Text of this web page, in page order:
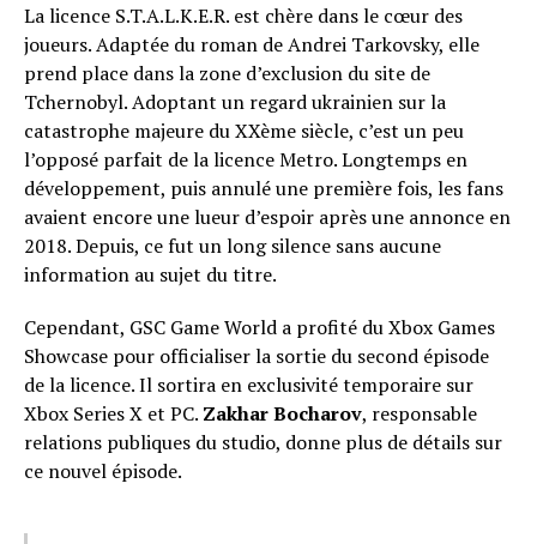
La licence S.T.A.L.K.E.R. est chère dans le cœur des
joueurs. Adaptée du roman de Andrei Tarkovsky, elle
prend place dans la zone d’exclusion du site de
Tchernobyl. Adoptant un regard ukrainien sur la
catastrophe majeure du XXème siècle, c’est un peu
l’opposé parfait de la licence Metro. Longtemps en
développement, puis annulé une première fois, les fans
avaient encore une lueur d’espoir après une annonce en
2018. Depuis, ce fut un long silence sans aucune
information au sujet du titre.
Cependant, GSC Game World a profité du Xbox Games
Showcase pour officialiser la sortie du second épisode
de la licence. Il sortira en exclusivité temporaire sur
Xbox Series X et PC. Zakhar Bocharov, responsable
relations publiques du studio, donne plus de détails sur
ce nouvel épisode.
Flipboard
Reddit
Whatsapp
Email